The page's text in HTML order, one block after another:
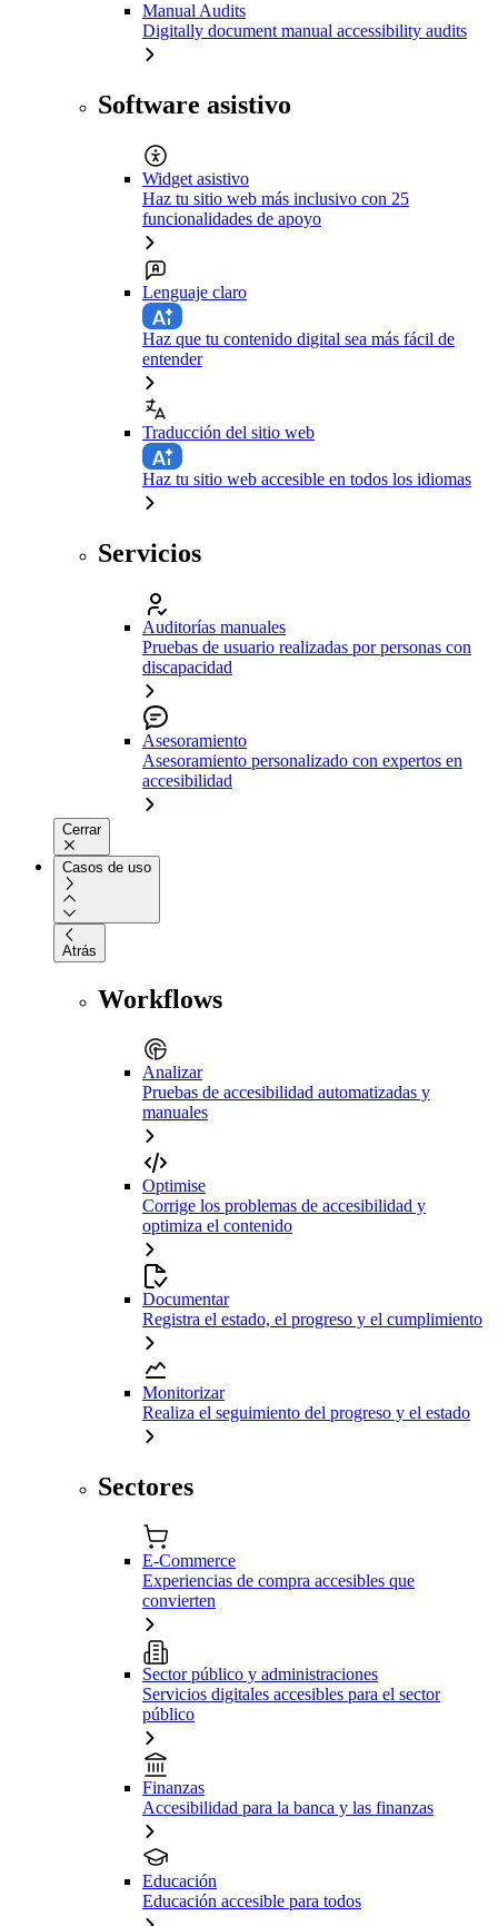
Manual Audits
Digitally document manual accessibility audits
Software asistivo
Widget asistivo
Haz tu sitio web más inclusivo con 25
funcionalidades de apoyo
Lenguaje claro
Haz que tu contenido digital sea más fácil de
entender
Traducción del sitio web
Haz tu sitio web accesible en todos los idiomas
Servicios
Auditorías manuales
Pruebas de usuario realizadas por personas con
discapacidad
Asesoramiento
Asesoramiento personalizado con expertos en
accesibilidad
Cerrar
Casos de uso
Atrás
Workflows
Analizar
Pruebas de accesibilidad automatizadas y
manuales
Optimise
Corrige los problemas de accesibilidad y
optimiza el contenido
Documentar
Registra el estado, el progreso y el cumplimiento
Monitorizar
Realiza el seguimiento del progreso y el estado
Sectores
E-Commerce
Experiencias de compra accesibles que
convierten
Sector público y administraciones
Servicios digitales accesibles para el sector
público
Finanzas
Accesibilidad para la banca y las finanzas
Educación
Educación accesible para todos